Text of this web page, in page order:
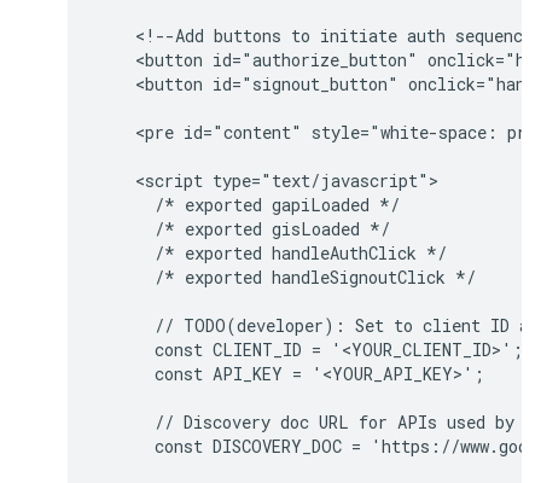
<!--Add buttons to initiate auth sequence
<button id="authorize_button"
<button id="signout_button"
<pre id="content" style="white-space:
    <script type="text/javascript">
      /* exported gapiLoaded */
      /* exported gisLoaded */
      /* exported handleAuthClick */
      /* exported handleSignoutClick */
// TODO(developer): Set to client ID
      const CLIENT_ID = '<YOUR_CLIENT_ID>';
      const API_KEY = '<YOUR_API_KEY>';
// Discovery doc URL for APIs used by
const DISCOVERY_DOC = 'https://